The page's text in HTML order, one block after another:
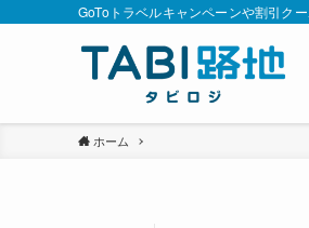
GoToトラベルキャンペーンや割引ク
ホーム